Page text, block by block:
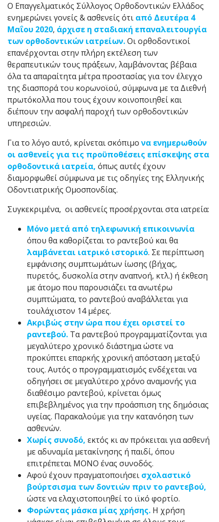
Ο Επαγγελματικός Σύλλογος Ορθοδοντικών Ελλάδος
ενημερώνει γονείς & ασθενείς ότι από Δευτέρα 4
Μαΐου 2020, άρχισε η σταδιακή επαναλειτουργία
των ορθοδοντικών ιατρείων.Οι ορθοδοντικοί
επανέρχονται στην πλήρη εκτέλεση των
θεραπευτικών τους πράξεων, λαμβάνοντας βέβαια
όλα τα απαραίτητα μέτρα προστασίας για τον έλεγχο
της διασπορά του κορωνοϊού, σύμφωνα με τα Διεθνή
πρωτόκολλα που τους έχουν κοινοποιηθεί και
διέπουν την ασφαλή παροχή των ορθοδοντικών
υπηρεσιών.
Για το λόγο αυτό, κρίνεται σκόπιμονα ενημερωθούν
οι ασθενείς για τις προϋποθέσεις επίσκεψης στα
ορθοδοντικά ιατρεία, όπως αυτές έχουν
διαμορφωθεί σύμφωνα με τις οδηγίες της Ελληνικής
Οδοντιατρικής Ομοσπονδίας.
Συγκεκριμένα, οι ασθενείς προσέρχονται στα ιατρεία:
Μόνο μετά από τηλεφωνική επικοινωνία
όπου θα καθορίζεται το ραντεβού και θα
λαμβάνεται ιατρικό ιστορικό. Σε περίπτωση
εμφάνισης συμπτωμάτων ίωσης (βήχας,
πυρετός, δυσκολία στην αναπνοή, κτλ.) ή έκθεση
με άτομο που παρουσιάζει τα ανωτέρω
συμπτώματα, το ραντεβού αναβάλλεται για
τουλάχιστον 14 μέρες.
Ακριβώς στην ώρα που έχει οριστεί το
ραντεβού. Τα ραντεβού προγραμματίζονται για
μεγαλύτερο χρονικό διάστημα ώστε να
προκύπτει επαρκής χρονική απόσταση μεταξύ
τους. Αυτός ο προγραμματισμός ενδέχεται να
οδηγήσει σε μεγαλύτερο χρόνο αναμονής για
διαθέσιμο ραντεβού, κρίνεται όμως
επιβεβλημένος για την προάσπιση της δημόσιας
υγείας. Παρακαλούμε για την κατανόηση των
ασθενών.
Χωρίς συνοδό, εκτός κι αν πρόκειται για ασθενή
με αδυναμία μετακίνησης ή παιδί, όπου
επιτρέπεται ΜΟΝΟ ένας συνοδός.
Αφού έχουν πραγματοποιήσει σχολαστικό
βούρτσισμα των δοντιών πριν το ραντεβού,
ώστε να ελαχιστοποιηθεί το ιϊκό φορτίο.
Φορώντας μάσκα μίας χρήσης. Η χρήση